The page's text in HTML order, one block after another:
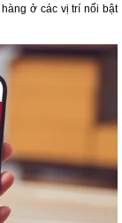
ở các vị trí nổi bật